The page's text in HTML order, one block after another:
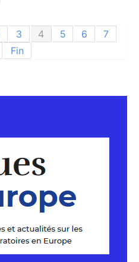
3 4 5 6
7
Fin